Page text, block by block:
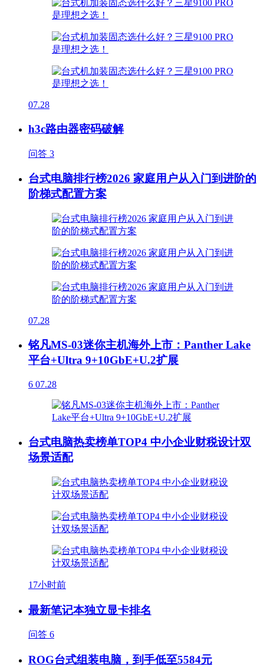
07.28
h3c路由器密码破解
问答 3
台式电脑排行榜2026 家庭用户从入门到进阶的
阶梯式配置方案
07.28
铭凡MS-03迷你主机海外上市：Panther Lake
平台+Ultra 9+10GbE+U.2扩展
6 07.28
台式电脑热卖榜单TOP4 中小企业财税设计双
场景适配
17小时前
最新笔记本独立显卡排名
问答 6
ROG台式组装电脑，到手低至5584元